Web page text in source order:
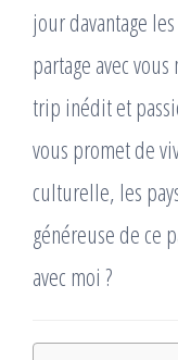
jour davantage
partage avec
trip inédit et
vous promet de
culturelle, les
généreuse de ce
avec moi ?